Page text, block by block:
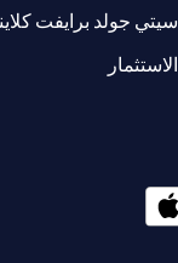
سيتي جولد برايفت
الاستثمار